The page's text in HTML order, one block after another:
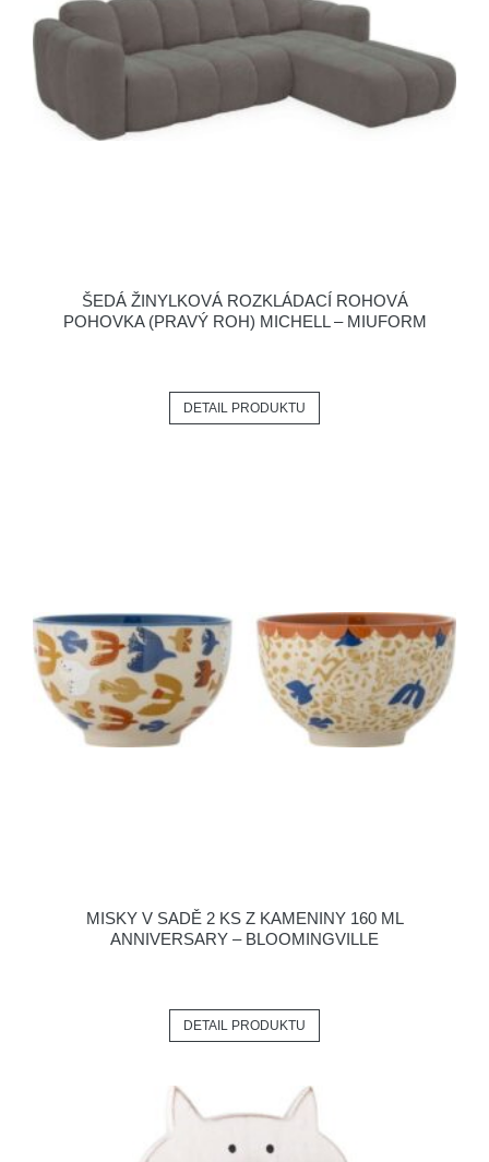
ŠEDÁ ŽINYLKOVÁ ROZKLÁDACÍ ROHOVÁ
POHOVKA (PRAVÝ ROH) MICHELL – MIUFORM
DETAIL PRODUKTU
MISKY V SADĚ 2 KS Z KAMENINY 160 ML
ANNIVERSARY – BLOOMINGVILLE
DETAIL PRODUKTU